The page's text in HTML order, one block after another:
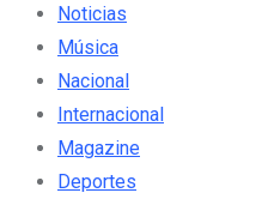
Noticias
Música
Nacional
Internacional
Magazine
Deportes